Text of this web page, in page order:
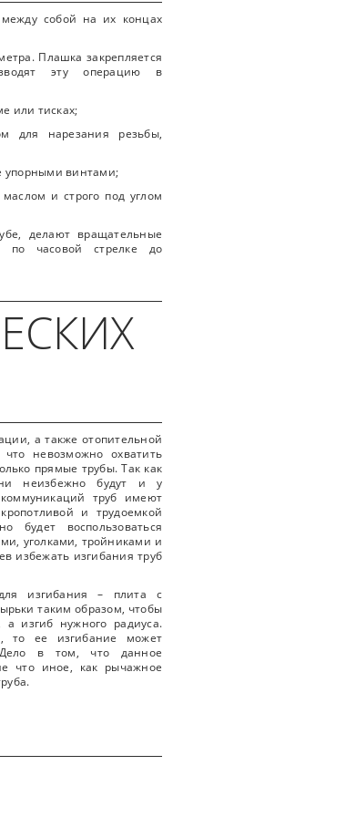
собой на их концах
Плашка закрепляется
эту операцию в
или тисках;
для нарезания резьбы,
упорными винтами;
и строго под углом
делают вращательные
по часовой стрелке до
а также отопительной
невозможно охватить
прямые трубы. Так как
неизбежно будут и у
труб имеют
и трудоемкой
воспользоваться
уголками, тройниками и
избежать изгибания труб
изгибания – плита с
таким образом, чтобы
а изгиб нужного радиуса.
то ее изгибание может
Дело в том, что данное
что иное, как рычажное